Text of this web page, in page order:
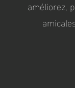
améliorez,